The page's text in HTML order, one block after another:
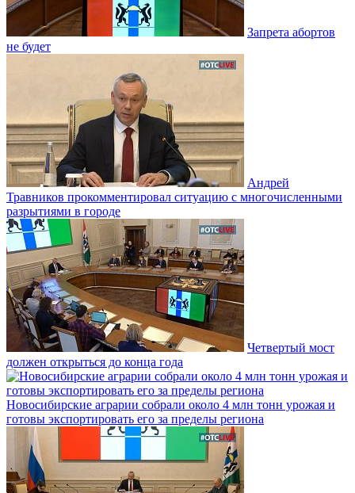
Запрета абортов
не будет
Андрей
Травников прокомментировал ситуацию с многочисленными
разрытиями в городе
Четвертый мост
должен открыться до конца года
Новосибирские аграрии собрали около 4 млн тонн урожая и
готовы экспортировать его за пределы региона